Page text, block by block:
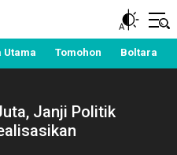
Kawanua, Politik,
dan Nasional
Utama Tomohon Boltara
Janji Politik